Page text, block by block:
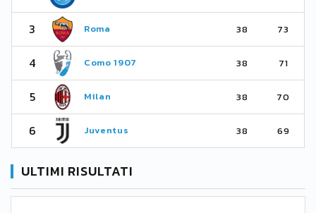
3 Roma 38 73
4 Como 1907 38 71
5 Milan 38 70
6 Juventus 38 69
ULTIMI RISULTATI